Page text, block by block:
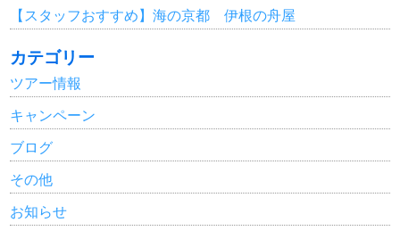
【スタッフおすすめ】海の京都 伊根の舟屋
カテゴリー
ツアー情報
キャンペーン
ブログ
その他
お知らせ